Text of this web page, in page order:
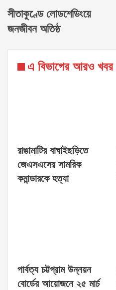
সীতাকুণ্ডে লোডশেডিংয়ে
জনজীবন অতিষ্ঠ
এ বিভাগের আরও খবর
রাঙামাটির বাঘাইছড়িতে
জেএসএসের সামরিক
কমান্ডারকে হত্যা
পার্বত্য চট্টগ্রাম উন্নয়ন
বোর্ডের আয়োজনে ২৫ মার্চ